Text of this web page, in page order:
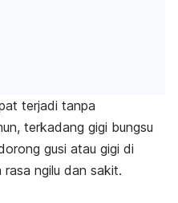
terjadi tanpa
terkadang gigi bungsu
gusi atau gigi di
rasa ngilu dan sakit.